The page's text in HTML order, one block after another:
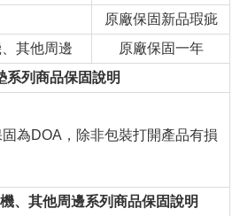
原廠保固新品瑕疵
其他周邊
原廠保固一年
系列商品保固說明
為DOA，除非包裝打開產品有損
、其他周邊系列商品保固說明